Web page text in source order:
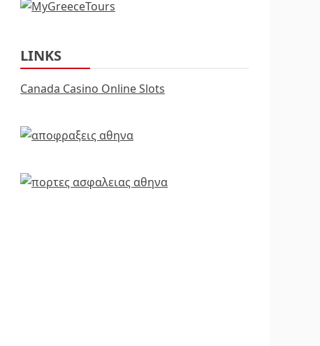
LINKS
Canada Casino Online Slots